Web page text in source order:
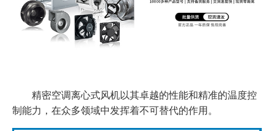
精密空调离心式风机以其卓越的性能和精准的温度控
制能力，在众多领域中发挥着不可替代的作用。